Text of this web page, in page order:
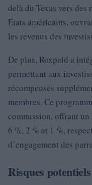
delà du Texas vers des
États américains,
les revenus des
De plus, Roxpaid a
permettant aux
récompenses
membres. Ce
commission, offrant
6 %, 2 % et 1 %,
d’engagement des
Risques